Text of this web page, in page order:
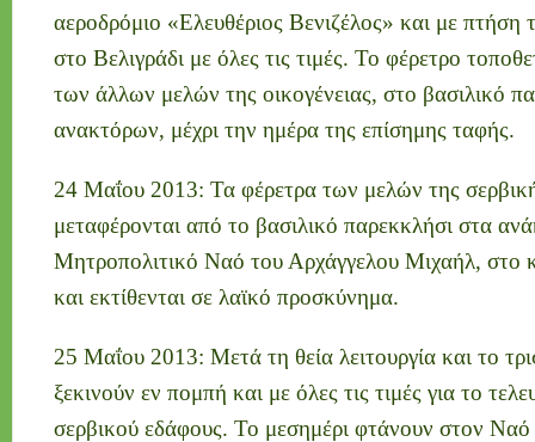
αεροδρόμιο «Ελευθέριος Βενιζέλος» και με
στο Βελιγράδι με όλες τις τιμές. Το φέρετρο
των άλλων μελών της οικογένειας, στο βασιλικό
ανακτόρων, μέχρι την ημέρα της επίσημης ταφής.
24 Μαΐου 2013: Τα φέρετρα των μελών της
μεταφέρονται από το βασιλικό παρεκκλήσι στα
Μητροπολιτικό Ναό του Αρχάγγελου Μιχαήλ, στο
και εκτίθενται σε λαϊκό προσκύνημα.
25 Μαΐου 2013: Μετά τη θεία λειτουργία και το
ξεκινούν εν πομπή και με όλες τις τιμές για το
σερβικού εδάφους. Το μεσημέρι φτάνουν στον